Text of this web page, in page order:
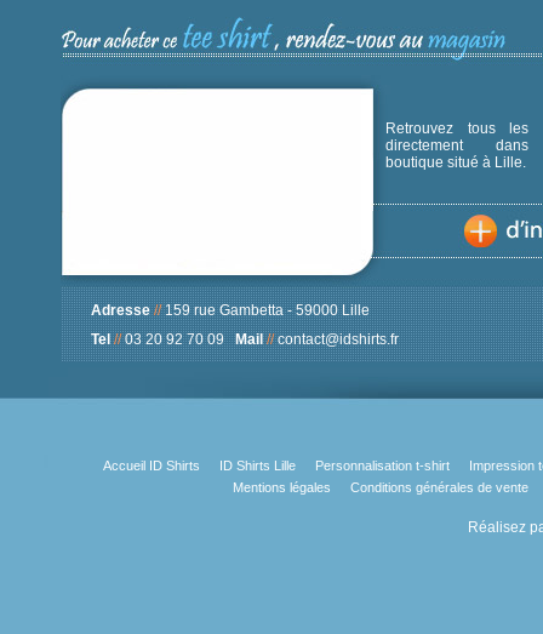
Retrouvez tous les
directement
boutique situé à Lille.
Adresse//159 rue Gambetta - 59000 Lille
Tel//03 20 92 70 09Mail// contact@idshirts.fr
Accueil ID Shirts ID Shirts Lille Personnalisation t-shirt
Impression
Mentions légales
Conditions générales de vente
Réalisez